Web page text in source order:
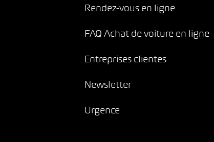
Rendez-vous en ligne
FAQ Achat de voiture en ligne
Entreprises clientes
Newsletter
Urgence